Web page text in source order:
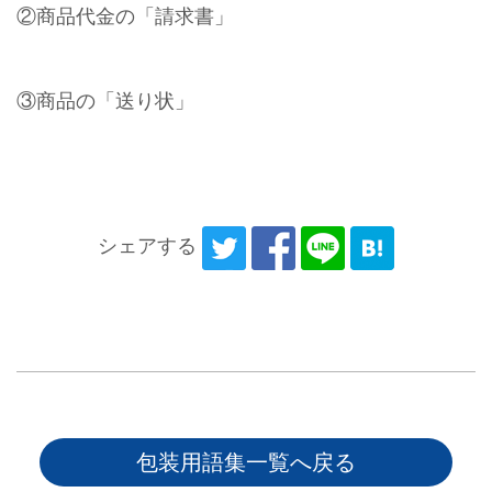
②商品代金の「請求書」
③商品の「送り状」
シェアする
包装用語集一覧へ戻る